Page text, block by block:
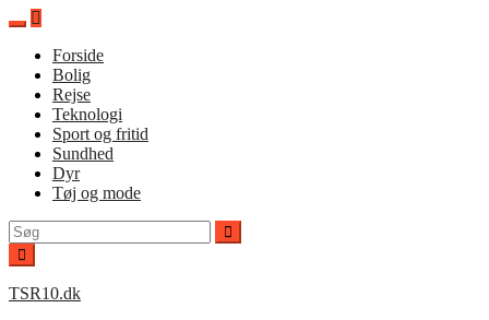
Spring
indholdForside
Bolig
Rejse
Teknologi
Sport og fritid
Sundhed
Dyr
Tøj og mode
Søg
efter:
TSR10.dk